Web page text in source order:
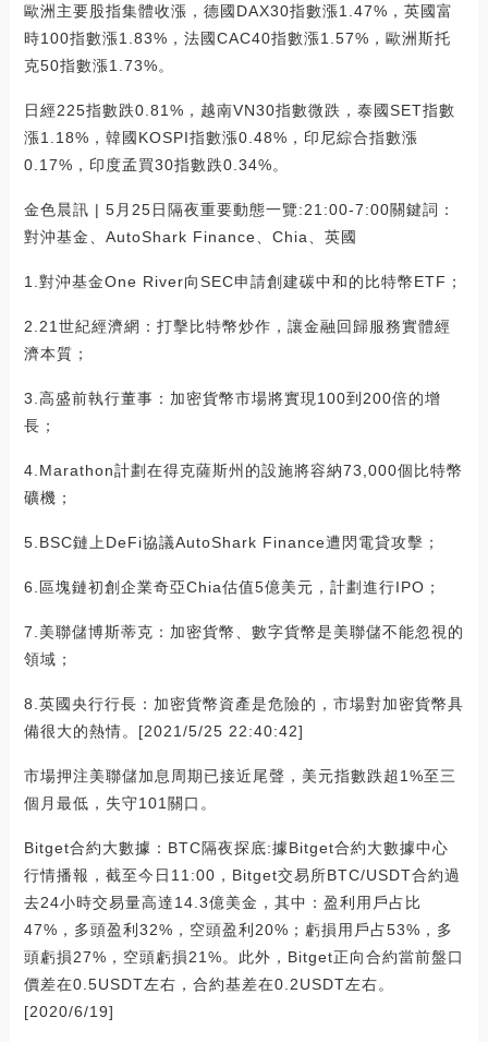
歐洲主要股指集體收漲，德國DAX30指數漲1.47%，英國富
時100指數漲1.83%，法國CAC40指數漲1.57%，歐洲斯托
克50指數漲1.73%。
日經225指數跌0.81%，越南VN30指數微跌，泰國SET指數
漲1.18%，韓國KOSPI指數漲0.48%，印尼綜合指數漲
0.17%，印度孟買30指數跌0.34%。
金色晨訊 | 5月25日隔夜重要動態一覽:21:00-7:00關鍵詞：
對沖基金、AutoShark Finance、Chia、英國
1.對沖基金One River向SEC申請創建碳中和的比特幣ETF；
2.21世紀經濟網：打擊比特幣炒作，讓金融回歸服務實體經
濟本質；
3.高盛前執行董事：加密貨幣市場將實現100到200倍的增
長；
4.Marathon計劃在得克薩斯州的設施將容納73,000個比特幣
礦機；
5.BSC鏈上DeFi協議AutoShark Finance遭閃電貸攻擊；
6.區塊鏈初創企業奇亞Chia估值5億美元，計劃進行IPO；
7.美聯儲博斯蒂克：加密貨幣、數字貨幣是美聯儲不能忽視的
領域；
8.英國央行行長：加密貨幣資產是危險的，市場對加密貨幣具
備很大的熱情。[2021/5/25 22:40:42]
市場押注美聯儲加息周期已接近尾聲，美元指數跌超1%至三
個月最低，失守101關口。
Bitget合約大數據：BTC隔夜探底:據Bitget合約大數據中心
行情播報，截至今日11:00，Bitget交易所BTC/USDT合約過
去24小時交易量高達14.3億美金，其中：盈利用戶占比
47%，多頭盈利32%，空頭盈利20%；虧損用戶占53%，多
頭虧損27%，空頭虧損21%。此外，Bitget正向合約當前盤口
價差在0.5USDT左右，合約基差在0.2USDT左右。
[2020/6/19]